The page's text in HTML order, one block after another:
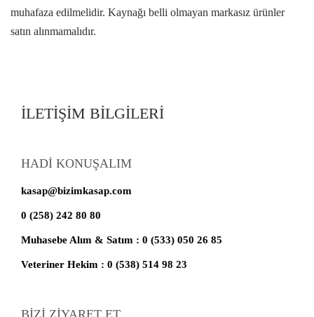
muhafaza edilmelidir. Kaynağı belli olmayan markasız ürünler
satın alınmamalıdır.
İLETİŞİM BİLGİLERİ
HADİ KONUŞALIM
kasap@bizimkasap.com
0 (258) 242 80 80
Muhasebe Alım & Satım : 0 (533) 050 26 85
Veteriner Hekim : 0 (538) 514 98 23
BİZİ ZİYARET ET